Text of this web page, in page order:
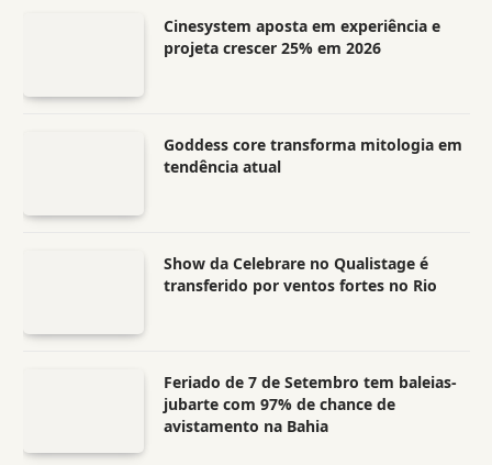
Cinesystem aposta em experiência e
projeta crescer 25% em 2026
Goddess core transforma mitologia em
tendência atual
Show da Celebrare no Qualistage é
transferido por ventos fortes no Rio
Feriado de 7 de Setembro tem baleias-
jubarte com 97% de chance de
avistamento na Bahia